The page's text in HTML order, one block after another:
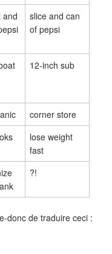
and
slice and can
of pepsi
12-inch sub
corner store
lose weight
fast
?!
donc de traduire ceci :